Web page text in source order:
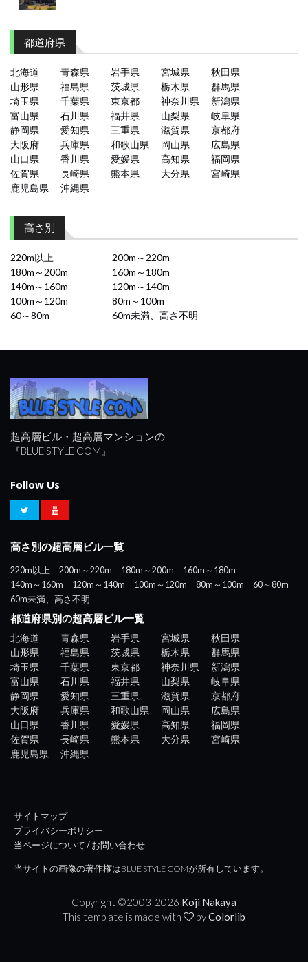
都道府県
北海道 青森県 岩手県 宮城県
秋田県
山形県
福島県 茨城県 栃木県
群馬県
埼玉県
千葉県 東京都 神奈川県
新潟県
富山県
石川県 福井県 山梨県
岐阜県
静岡県
愛知県 三重県 滋賀県
京都府
大阪府
兵庫県 和歌山県 岡山県
広島県
山口県
香川県 愛媛県 高知県
福岡県
佐賀県
長崎県 熊本県 大分県
宮崎県
鹿児島県
沖縄県
高さ別
220m以上
200m～220m
180m～200m
160m～180m
140m～160m
120m～140m
100m～120m
80m～100m
60～80m
60m未満、高さ不明
超高層ビル・超高層マンションの
『BLUE STYLE COM』
Follow Us
高さ別の超高層ビル一覧
220m以上 200m～220m 180m～200m
160m～180m
140m～160m
120m～140m 100m～120m 80m～100m
60～80m
60m未満、高さ不明
都道府県別の超高層ビル一覧
北海道 青森県 岩手県 宮城県
秋田県
山形県
福島県 茨城県 栃木県
群馬県
埼玉県
千葉県 東京都 神奈川県
新潟県
富山県
石川県 福井県 山梨県
岐阜県
静岡県
愛知県 三重県 滋賀県
京都府
大阪府
兵庫県 和歌山県 岡山県
広島県
山口県
香川県 愛媛県 高知県
福岡県
佐賀県
長崎県 熊本県 大分県
宮崎県
鹿児島県
沖縄県
サイトマップ
プライバシーポリシー
当ページについて / お問い合わせ
当サイトの画像の著作権はBLUE STYLE COMが所有しています。
Copyright ©2003-2026 Koji Nakaya
This template is made with
byColorlib